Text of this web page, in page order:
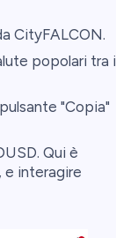
CityFALCON.
popolari tra i
"Copia"
Qui è
e interagire